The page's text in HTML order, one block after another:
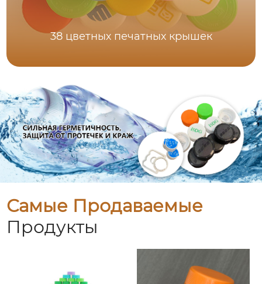
38 цветных печатных крышек
Самые Продаваемые
Продукты